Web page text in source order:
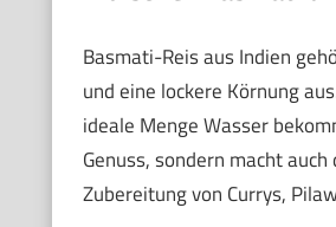
Basmati-Reis aus Indien
und eine lockere Körnung
ideale Menge Wasser
Genuss, sondern macht
Zubereitung von Currys,